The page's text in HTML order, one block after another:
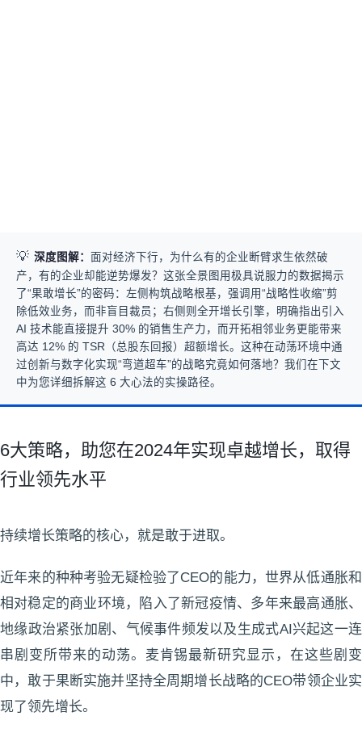
💡 深度图解： 面对经济下行，为什么有的企业断臂求生依然破
产，有的企业却能逆势爆发？这张全景图用极具说服力的数据揭示
了“果敢增长”的密码：左侧构筑战略根基，强调用“战略性收缩”剪
除低效业务，而非盲目裁员；右侧则全开增长引擎，明确指出引入
AI 技术能直接提升 30% 的销售生产力，而开拓相邻业务更能带来
高达 12% 的 TSR（总股东回报）超额增长。这种在动荡环境中通
过创新与数字化实现“弯道超车”的战略究竟如何落地？我们在下文
中为您详细拆解这 6 大心法的实操路径。
6大策略，助您在2024年实现卓越增长，取得
行业领先水平
持续增长策略的核心，就是敢于进取。
近年来的种种考验无疑检验了CEO的能力，世界从低通胀和
相对稳定的商业环境，陷入了新冠疫情、多年来最高通胀、
地缘政治紧张加剧、气候事件频发以及生成式AI兴起这一连
串剧变所带来的动荡。麦肯锡最新研究显示，在这些剧变
中，敢于果断实施并坚持全周期增长战略的CEO带领企业实
现了领先增长。